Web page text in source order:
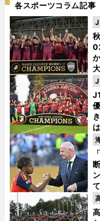
各スポーツコラム記事